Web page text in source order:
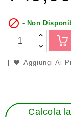
 - Non
Aggiungi Ai
Calcola